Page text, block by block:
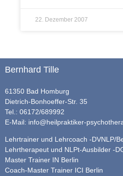
22. Dezember 2007
Bernhard Tille
61350 Bad Homburg
Dietrich-Bonhoeffer-Str. 35
Tel.: 06172/689992
E-Mail: info@heilpraktiker-
Lehrtrainer und Lehrcoach -DVNLP/
Lehrtherapeut und NLPt-Ausbilder -
Master Trainer IN Berlin
Coach-Master Trainer ICI Berlin